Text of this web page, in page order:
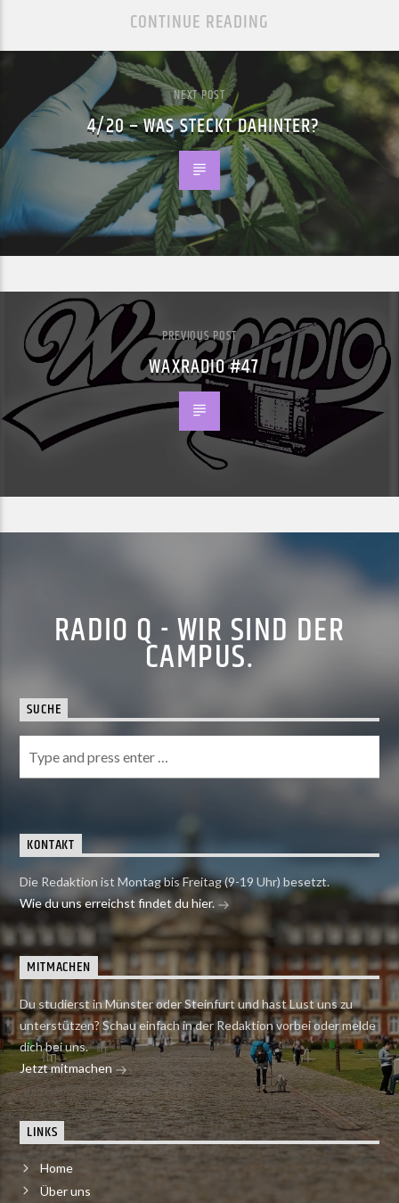
CONTINUE READING
NEXT POST
4/20 – WAS STECKT DAHINTER?
PREVIOUS POST
WAXRADIO #47
RADIO Q - WIR SIND DER
CAMPUS.
SUCHE
KONTAKT
Die Redaktion ist Montag bis Freitag (9-19 Uhr) besetzt.
Wie du uns erreichst findet du hier.
MITMACHEN
Du studierst in Münster oder Steinfurt und hast Lust uns zu
unterstützen? Schau einfach in der Redaktion vorbei oder melde
dich bei uns.
Jetzt mitmachen
LINKS
Home
Über uns